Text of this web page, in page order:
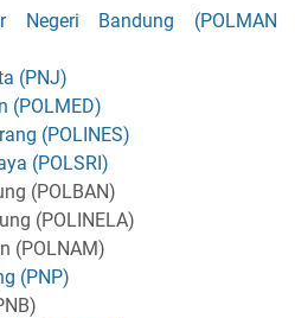
Negeri Bandung (POLMAN
(PNJ)
(POLMED)
(POLINES)
(POLSRI)
(POLBAN)
(POLINELA)
(POLNAM)
(PNP)